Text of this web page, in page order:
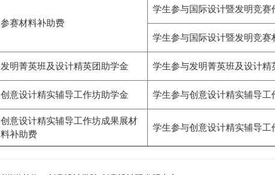
参赛材料补助费
学生参与国际设计暨发明竞赛
学生参与国际设计暨发明竞赛
发明菁英班及设计精英团助学金 学生参与发明菁英班及设计精
创意设计精实辅导工作坊助学金 学生参与创意设计精实辅导工
创意设计精实辅导工作坊成果展材
料补助费
学生参与创意设计精实辅导工